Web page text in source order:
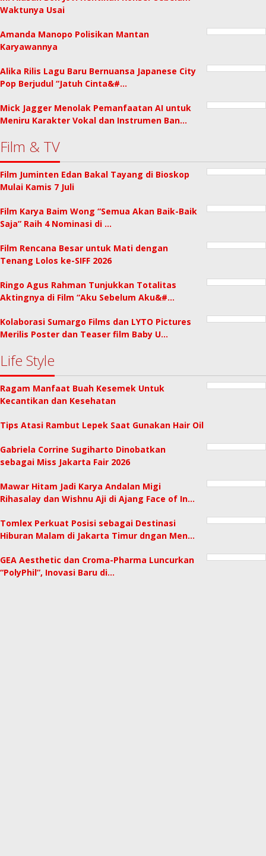
Waktunya Usai
Amanda Manopo Polisikan Mantan
Karyawannya
Alika Rilis Lagu Baru Bernuansa Japanese City
Pop Berjudul “Jatuh Cinta&#…
Mick Jagger Menolak Pemanfaatan AI untuk
Meniru Karakter Vokal dan Instrumen Ban…
Film & TV
Film Juminten Edan Bakal Tayang di Bioskop
Mulai Kamis 7 Juli
Film Karya Baim Wong “Semua Akan Baik-Baik
Saja” Raih 4 Nominasi di …
Film Rencana Besar untuk Mati dengan
Tenang Lolos ke-SIFF 2026
Ringo Agus Rahman Tunjukkan Totalitas
Aktingnya di Film “Aku Sebelum Aku&#…
Kolaborasi Sumargo Films dan LYTO Pictures
Merilis Poster dan Teaser film Baby U…
Life Style
Ragam Manfaat Buah Kesemek Untuk
Kecantikan dan Kesehatan
Tips Atasi Rambut Lepek Saat Gunakan Hair Oil
Gabriela Corrine Sugiharto Dinobatkan
sebagai Miss Jakarta Fair 2026
Mawar Hitam Jadi Karya Andalan Migi
Rihasalay dan Wishnu Aji di Ajang Face of In…
Tomlex Perkuat Posisi sebagai Destinasi
Hiburan Malam di Jakarta Timur dngan Men…
GEA Aesthetic dan Croma-Pharma Luncurkan
“PolyPhil”, Inovasi Baru di…